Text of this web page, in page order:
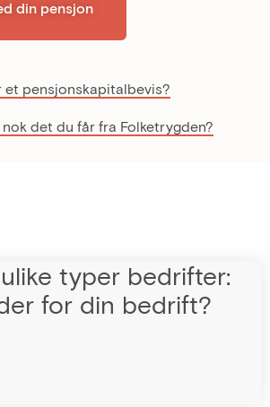
din pensjon
et pensjonskapitalbevis?
nok det du får fra Folketrygden?
typer bedrifter:
for din bedrift?